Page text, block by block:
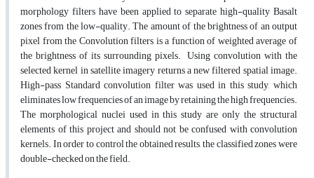
morphology filters have been applied to separate high-quality Basalt
zones from the low-quality. The amount of the brightness of an output
pixel from the Convolution filters is a function of weighted average of
the brightness of its surrounding pixels. Using convolution with the
selected kernel in satellite imagery returns a new filtered spatial image.
High-pass Standard convolution filter was used in this study, which
eliminates low frequencies of an image by retaining the high frequencies.
The morphological nuclei used in this study are only the structural
elements of this project and should not be confused with convolution
kernels. In order to control the obtained results, the classified zones were
double-checked on the field.